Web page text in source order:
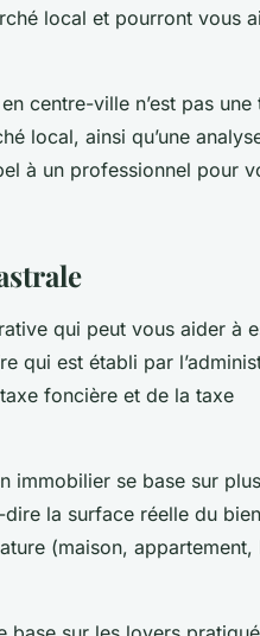
local et pourront vous
centre-ville n’est pas une
local, ainsi qu’une
à un professionnel pour
qui peut vous aider à
qui est établi par
foncière et de la taxe
immobilier se base sur
la surface réelle du
(maison, appartement,